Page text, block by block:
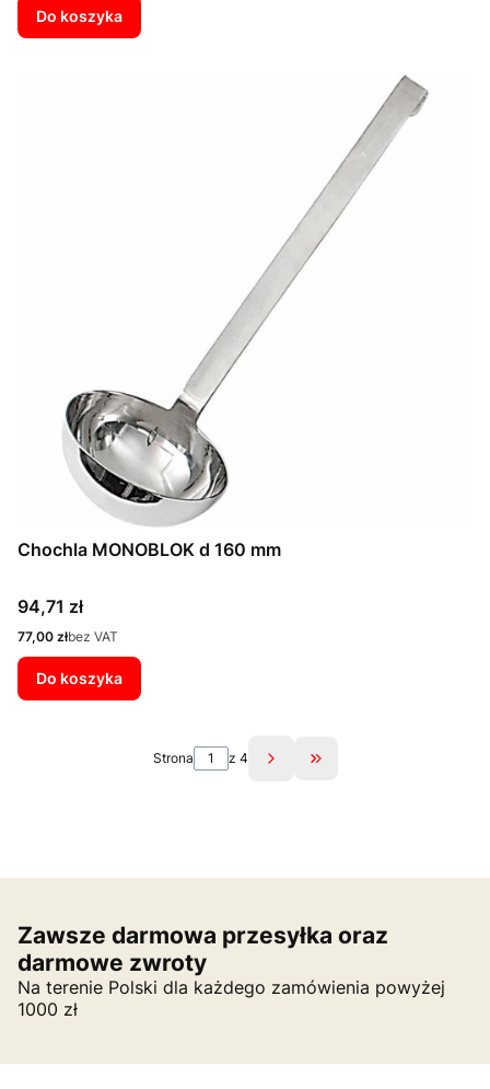
Do koszyka
Chochla MONOBLOK d 160 mm
Cena
94,71 zł
Cena
77,00 złbez VAT
Do koszyka
Strona z 4 Przejdź do ostatniej
Zawsze darmowa przesyłka oraz
darmowe zwroty
Na terenie Polski dla każdego zamówienia powyżej
1000 zł